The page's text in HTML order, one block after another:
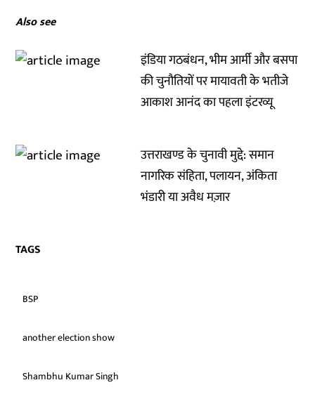
Also see
इंडिया गठबंधन, भीम आर्मी और बसपा
की चुनौतियों पर मायावती के भतीजे
आकाश आनंद का पहला इंटरव्यू
उत्तराखण्ड के चुनावी मुद्दे: समान
नागरिक संहिता, पलायन, अंकिता
भंडारी या अवैध मज़ार
TAGS
BSP
another election show
Shambhu Kumar Singh